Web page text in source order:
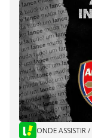
ONDE ASSISTIR/